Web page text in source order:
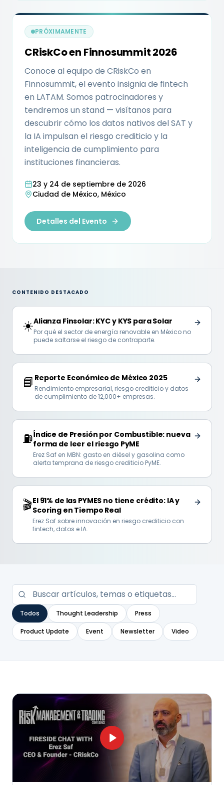
PRÓXIMAMENTE
CRiskCo en Finnosummit 2026
Conoce al equipo de CRiskCo en
Finnosummit, el evento insignia de fintech
en LATAM. Somos patrocinadores y
tendremos un stand — visítanos para
descubrir cómo los datos nativos del SAT y
la IA impulsan el riesgo crediticio y la
inteligencia de cumplimiento para
instituciones financieras.
23 y 24 de septiembre de 2026
Ciudad de México, México
Detalles del Evento
CONTENIDO DESTACADO
☀️Alianza Finsolar: KYC y KYS para Solar
Por qué el sector de energía renovable en México no
puede saltarse el riesgo de contraparte.
📘 Reporte Económico de México 2025
Rendimiento empresarial, riesgo crediticio y datos
de cumplimiento de 12,000+ empresas.
⛽Índice de Presión por Combustible: nueva
forma de leer el riesgo PyME
Erez Saf en MBN: gasto en diésel y gasolina como
alerta temprana de riesgo crediticio PyME.
🎬El 91% de las PYMES no tiene crédito: IA y
Scoring en Tiempo Real
Erez Saf sobre innovación en riesgo crediticio con
fintech, datos e IA.
Todos Thought Leadership Press
Product Update Event Newsletter Video